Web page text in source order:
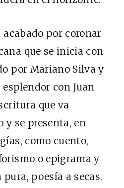
acabado por coronar
que se inicia con
por Mariano Silva y
con Juan
que va
y se presenta, en
como cuento,
o epigrama y
poesía a secas.